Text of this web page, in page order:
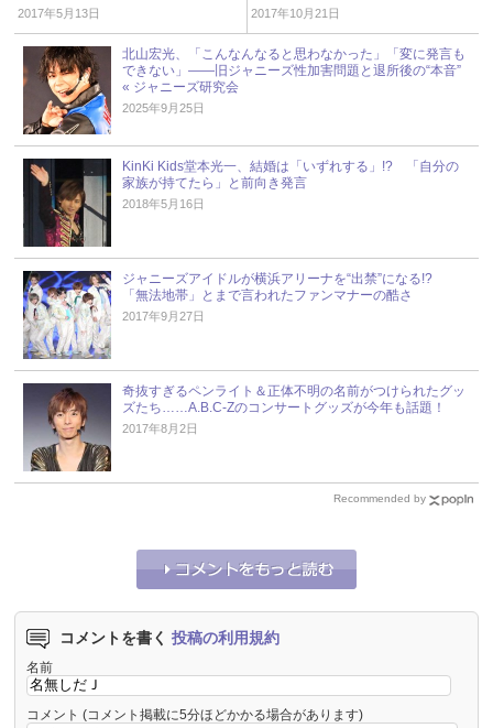
2017年5月13日 2017年10月21日
北山宏光、「こんなんなると思わなかった」「変に発言も
できない」――旧ジャニーズ性加害問題と退所後の“本音”
« ジャニーズ研究会
2025年9月25日
KinKi Kids堂本光一、結婚は「いずれする」!? 「自分の
家族が持てたら」と前向き発言
2018年5月16日
ジャニーズアイドルが横浜アリーナを“出禁”になる!?
「無法地帯」とまで言われたファンマナーの酷さ
2017年9月27日
奇抜すぎるペンライト＆正体不明の名前がつけられたグッ
ズたち……A.B.C-Zのコンサートグッズが今年も話題！
2017年8月2日
Recommended by
コメントを書く 投稿の利用規約
名前
コメント (コメント掲載に5分ほどかかる場合があります)